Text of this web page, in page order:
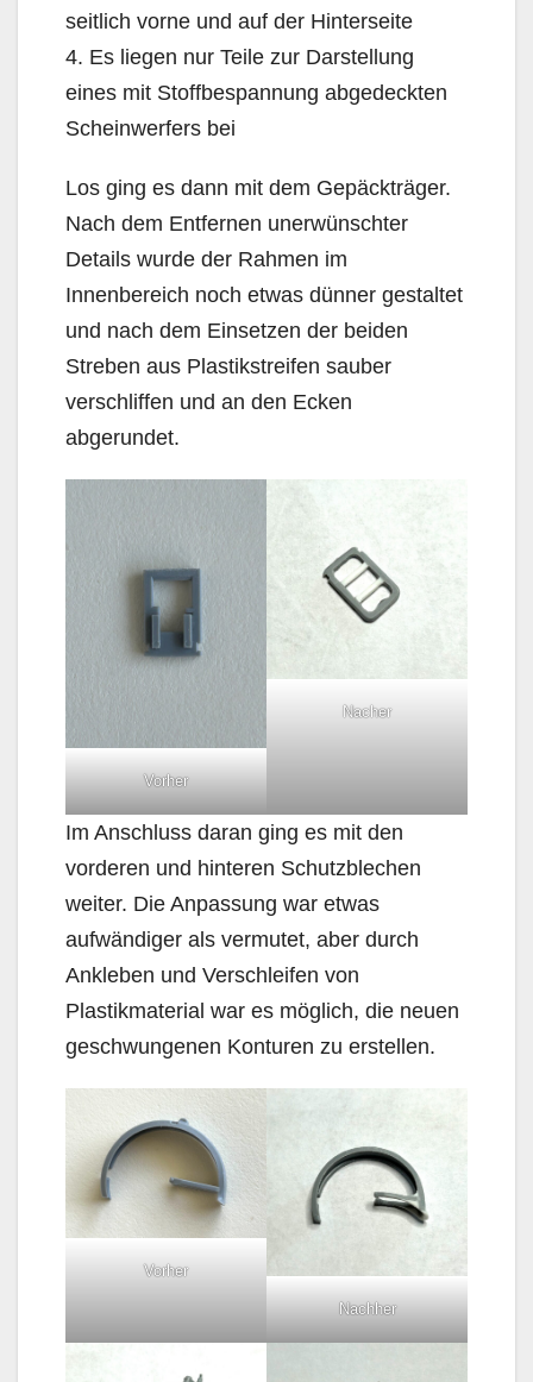
seitlich vorne und auf der Hinterseite
4. Es liegen nur Teile zur Darstellung
eines mit Stoffbespannung abgedeckten
Scheinwerfers bei
Los ging es dann mit dem Gepäckträger.
Nach dem Entfernen unerwünschter
Details wurde der Rahmen im
Innenbereich noch etwas dünner gestaltet
und nach dem Einsetzen der beiden
Streben aus Plastikstreifen sauber
verschliffen und an den Ecken
abgerundet.
Vorher
Nacher
Im Anschluss daran ging es mit den
vorderen und hinteren Schutzblechen
weiter. Die Anpassung war etwas
aufwändiger als vermutet, aber durch
Ankleben und Verschleifen von
Plastikmaterial war es möglich, die neuen
geschwungenen Konturen zu erstellen.
Vorher
Nachher